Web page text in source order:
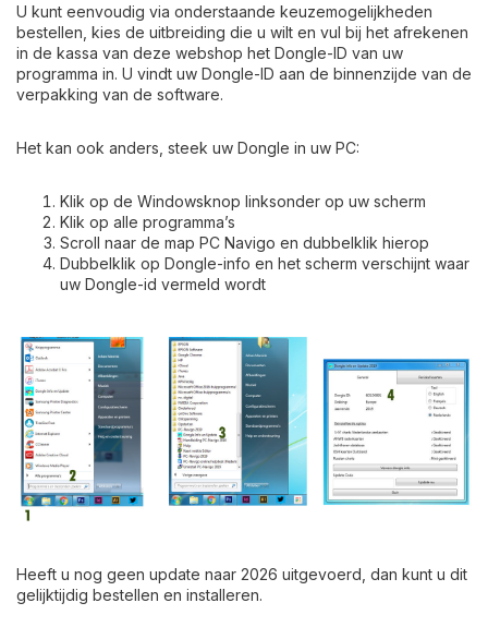
U kunt eenvoudig via onderstaande keuzemogelijkheden
bestellen, kies de uitbreiding die u wilt en vul bij het afrekenen
in de kassa van deze webshop het Dongle-ID van uw
programma in. U vindt uw Dongle-ID aan de binnenzijde van de
verpakking van de software.
Het kan ook anders, steek uw Dongle in uw PC:
Klik op de Windowsknop linksonder op uw scherm
Klik op alle programma’s
Scroll naar de map PC Navigo en dubbelklik hierop
Dubbelklik op Dongle-info en het scherm verschijnt waar
uw Dongle-id vermeld wordt
Heeft u nog geen update naar 2026 uitgevoerd, dan kunt u dit
gelijktijdig bestellen en installeren.